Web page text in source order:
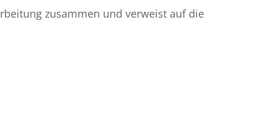
zusammen und verweist auf die